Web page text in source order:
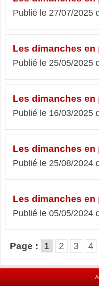
Publié le 27/07/2025
Les dimanches en
Publié le 25/05/2025
Les dimanches en
Publié le 16/03/2025
Les dimanches en
Publié le 25/08/2024
Les dimanches en
Publié le 05/05/2024
Page : 1 2 3 4